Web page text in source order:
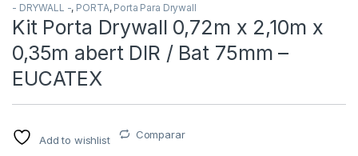
- DRYWALL -, PORTA, Porta Para Drywall
Kit Porta Drywall 0,72m x 2,10m x
0,35m abert DIR / Bat 75mm –
EUCATEX
Add to wishlist Comparar